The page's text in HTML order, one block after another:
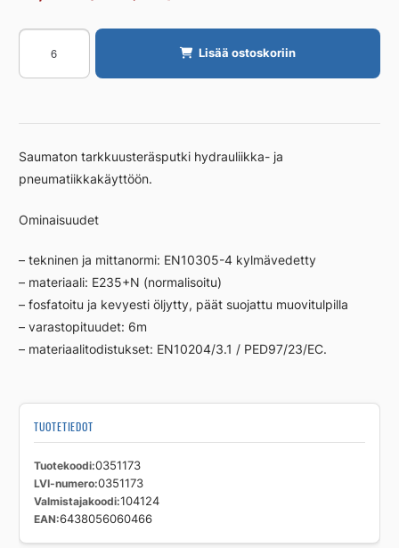
HPL-
JOHDINPUTKI
EN10305-
E235
E235+N
MUSTA
Lisää ostoskoriin
Saumaton tarkkuusteräsputki hydrauliikka- ja
pneumatiikkakäyttöön.
Ominaisuudet
– tekninen ja mittanormi: EN10305-4 kylmävedetty
– materiaali: E235+N (normalisoitu)
– fosfatoitu ja kevyesti öljytty, päät suojattu muovitulpilla
– varastopituudet: 6m
– materiaalitodistukset: EN10204/3.1 / PED97/23/EC.
TUOTETIEDOT
Tuotekoodi 0351173
LVI-numero 0351173
Valmistajakoodi 104124
EAN 6438056060466